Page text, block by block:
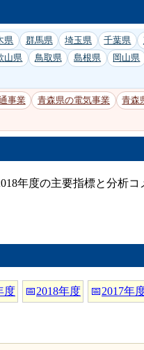
県 群馬県 埼玉県 千葉県
山県 鳥取県 島根県 岡山県
事業 青森県の電気事業 青森
年度の主要指標と分析
度 📅2018年度 📅2017年